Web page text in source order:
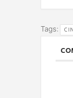
Tags: